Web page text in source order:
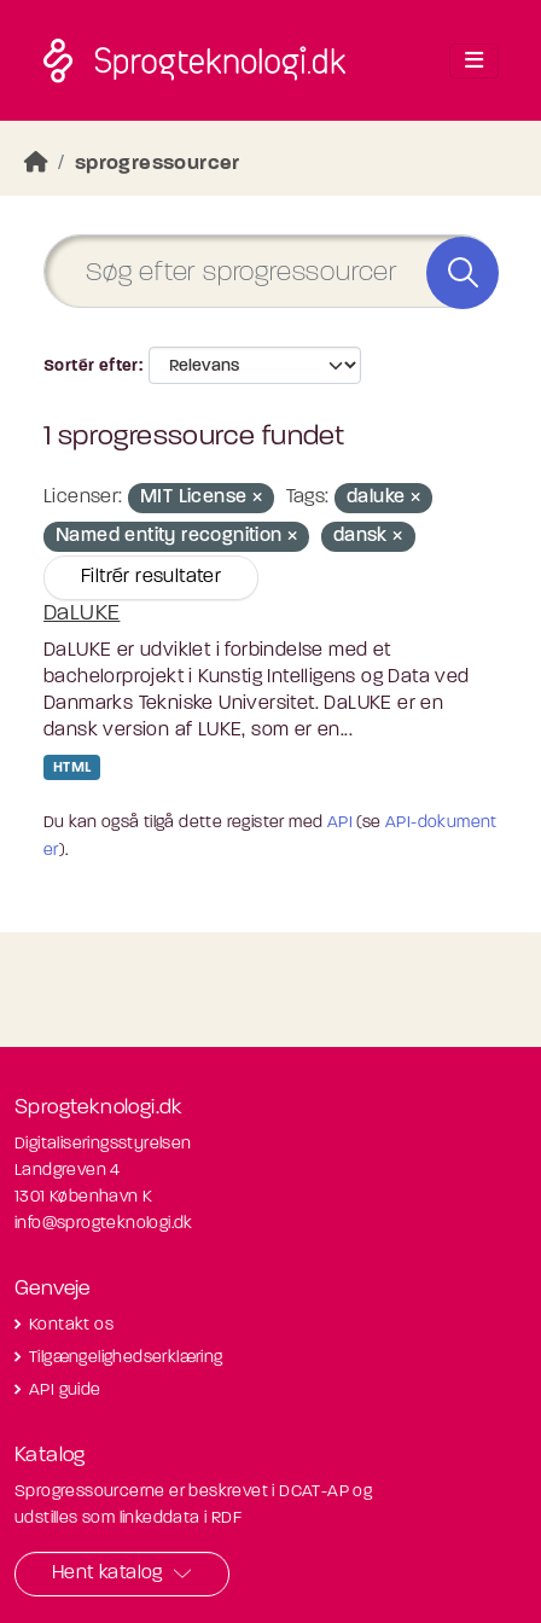
sprogressourcer
Sortér efter
1 sprogressource fundet
Licenser: MIT License Tags:
daluke
Named entity recognition
dansk
Filtrér resultater
DaLUKE
DaLUKE er udviklet i forbindelse med et
bachelorprojekt i Kunstig Intelligens og Data ved
Danmarks Tekniske Universitet. DaLUKE er en
dansk version af LUKE, som er en...
HTML
Du kan også tilgå dette register med API (seAPI-dokument
er).
Sprogteknologi.dk
Digitaliseringsstyrelsen
Landgreven 4
1301 København K
info@sprogteknologi.dk
Genveje
Kontakt os
Tilgængelighedserklæring
API guide
Katalog
Sprogressourcerne er beskrevet i DCAT-AP og
udstilles som linkeddata i RDF
Hent katalog